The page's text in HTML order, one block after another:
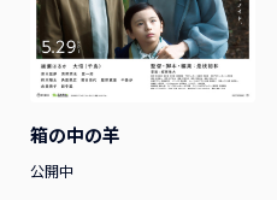
箱の中の羊
公開中